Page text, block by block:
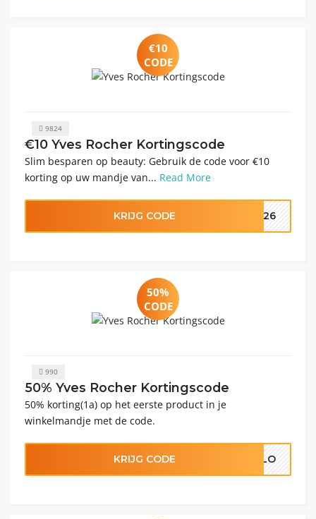
€10
CODE
9824
€10 Yves Rocher Kortingscode
Slim besparen op beauty: Gebruik de code voor €10
korting op uw mandje van... Read More
KRIJG CODE M26
50%
CODE
990
50% Yves Rocher Kortingscode
50% korting(1a) op het eerste product in je
winkelmandje met de code.
KRIJG CODE ELLO